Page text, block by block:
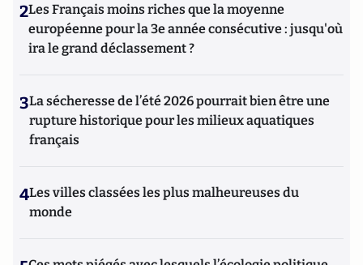
2Les Français moins riches que la moyenne
européenne pour la 3e année consécutive : jusqu'où
ira le grand déclassement ?
3La sécheresse de l’été 2026 pourrait bien être une
rupture historique pour les milieux aquatiques
français
4Les villes classées les plus malheureuses du
monde